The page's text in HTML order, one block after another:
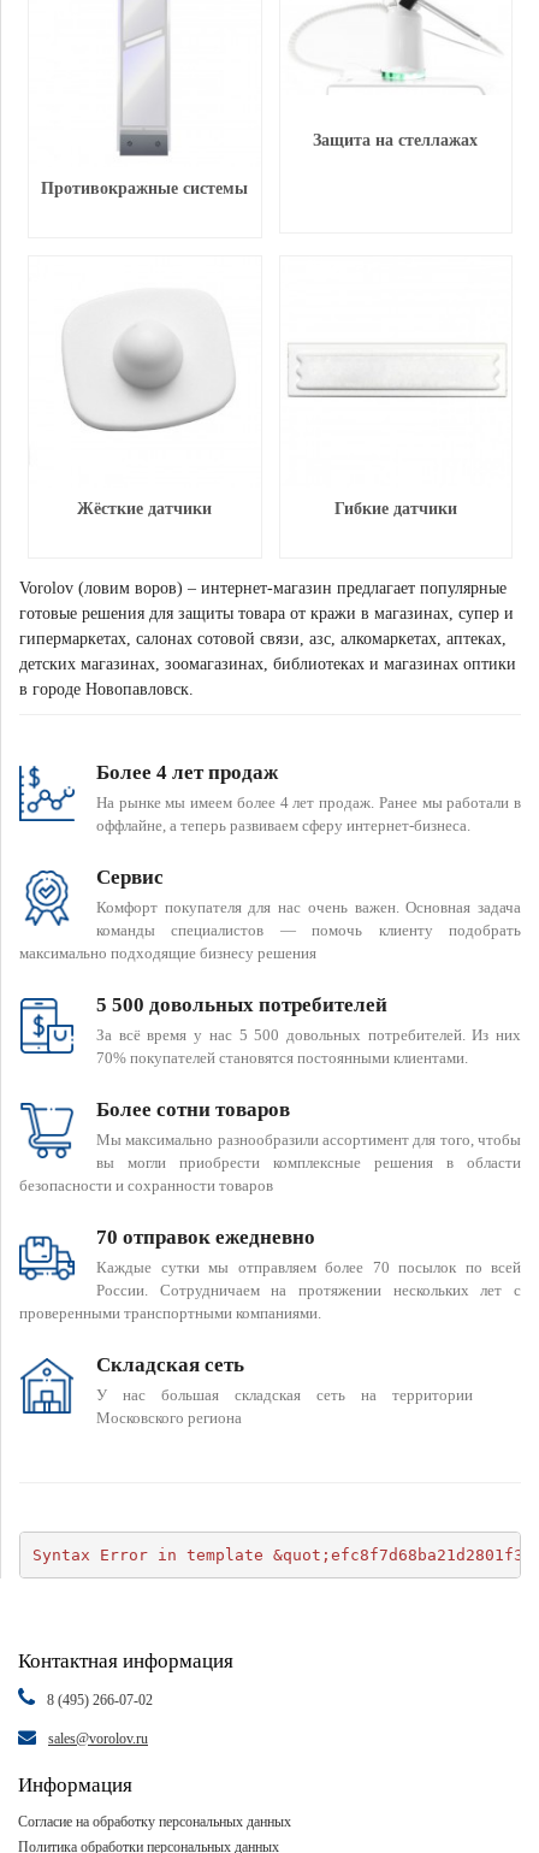
Противокражные системы
Защита на стеллажах
Жёсткие датчики Гибкие датчики
Vorolov (ловим воров) – интернет-магазин предлагает популярные
готовые решения для защиты товара от кражи в магазинах, супер и
гипермаркетах, салонах сотовой связи, азс, алкомаркетах, аптеках,
детских магазинах, зоомагазинах, библиотеках и магазинах оптики
в городе Новопавловск.
Более 4 лет продаж
На рынке мы имеем более 4 лет продаж. Ранее мы работали в
оффлайне, а теперь развиваем сферу интернет-бизнеса.
Сервис
Комфорт покупателя для нас очень важен. Основная задача
команды специалистов — помочь клиенту подобрать
максимально подходящие бизнесу решения
5 500 довольных потребителей
За всё время у нас 5 500 довольных потребителей. Из них
70% покупателей становятся постоянными клиентами.
Более сотни товаров
Мы максимально разнообразили ассортимент для того, чтобы
вы могли приобрести комплексные решения в области
безопасности и сохранности товаров
70 отправок ежедневно
Каждые сутки мы отправляем более 70 посылок по всей
России. Сотрудничаем на протяжении нескольких лет с
проверенными транспортными компаниями.
Складская сеть
У нас большая складская сеть на территории
Московского региона
Syntax Error in template
Контактная информация
8 (495) 266-07-02
sales@vorolov.ru
Информация
Согласие на обработку персональных данных
Политика обработки персональных данных